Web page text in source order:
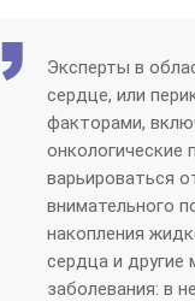
Эксперты в
сердце, или
факторами,
варьироваться
внимательного
накопления
сердца и другие
заболевания: в